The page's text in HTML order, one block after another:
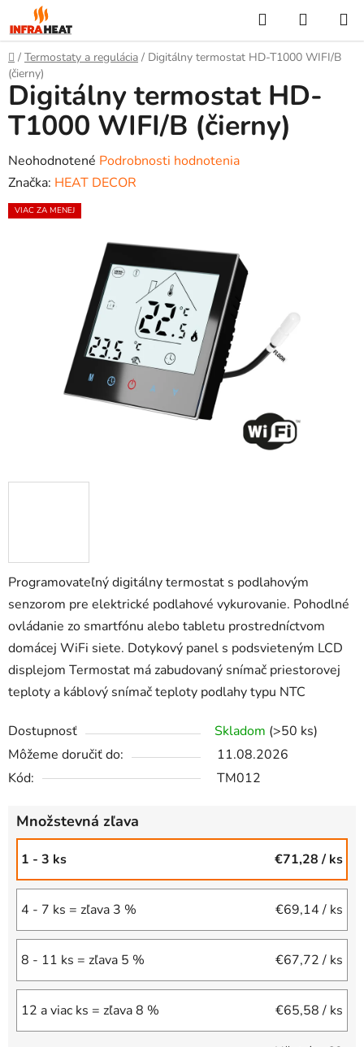
Prejsť
na
obsah
Hľadať
KOŠÍK
Domov
/ Termostaty a regulácia / Digitálny termostat HD-T1000 WIFI/B
(čierny)
Programovateľný digitálny termostat s podlahovým
senzorom pre elektrické podlahové vykurovanie. Pohodlné
ovládanie zo smartfónu alebo tabletu prostredníctvom
domácej WiFi siete. Dotykový panel s podsvieteným LCD
displejom Termostat má zabudovaný snímač priestorovej
teploty a káblový snímač teploty podlahy typu NTC
Dostupnosť Skladom (>50 ks)
Môžeme doručiť do:
11.08.2026
Kód:
TM012
Množstevná zľava
1 - 3 ks €71,28 / ks
4 - 7 ks = zľava 3 % €69,14 / ks
8 - 11 ks = zľava 5 % €67,72 / ks
12 a viac ks = zľava 8 % €65,58 / ks
Digitálny termostat HD-
T1000 WIFI/B (čierny)
Priemerné
hodnotenie
produktu
Neohodnotené Podrobnosti hodnotenia
Značka: HEAT DECOR
VIAC ZA MENEJ